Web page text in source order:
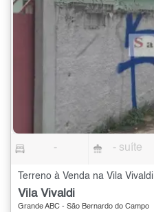
- - suíte
Terreno à Venda na Vila Vivaldi
Vila Vivaldi
Grande ABC - São Bernardo do Campo